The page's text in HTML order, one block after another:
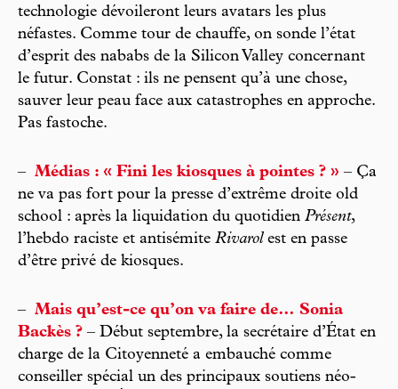
technologie dévoileront leurs avatars les plus
néfastes. Comme tour de chauffe, on sonde l’état
d’esprit des nababs de la Silicon Valley concernant
le futur. Constat : ils ne pensent qu’à une chose,
sauver leur peau face aux catastrophes en approche.
Pas fastoche.
– Médias : « Fini les kiosques à pointes ? » – Ça
ne va pas fort pour la presse d’extrême droite old
school : après la liquidation du quotidien Présent,
l’hebdo raciste et antisémite Rivarol est en passe
d’être privé de kiosques.
– Mais qu’est-ce qu’on va faire de… Sonia
Backès ? – Début septembre, la secrétaire d’État en
charge de la Citoyenneté a embauché comme
conseiller spécial un des principaux soutiens néo-